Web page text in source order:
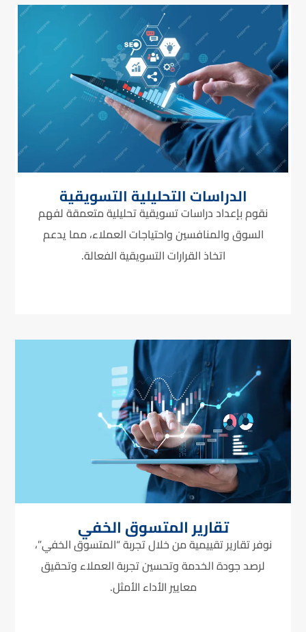
الدراسات التحليلية التسويقية
نقوم بإعداد دراسات تسويقية تحليلية متعمقة لفهم
السوق والمنافسين واحتياجات العملاء، مما يدعم
اتخاذ القرارات التسويقية الفعالة.
تقارير المتسوق الخفي
نوفر تقارير تقييمية من خلال تجربة “المتسوق الخفي”،
لرصد جودة الخدمة وتحسين تجربة العملاء وتحقيق
معايير الأداء الأمثل.